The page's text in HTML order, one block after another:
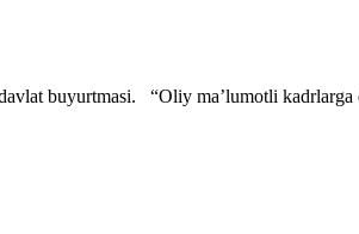
buyurtmasi. “Oliy ma’lumotli